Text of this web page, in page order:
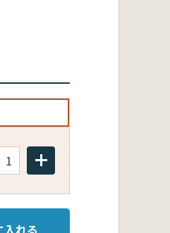
入れる